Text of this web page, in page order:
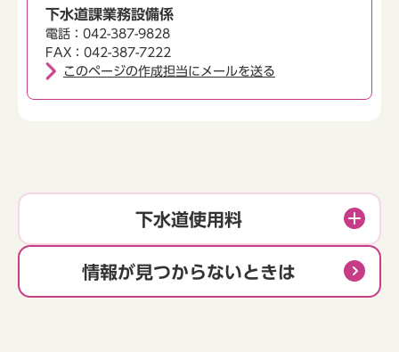
下水道課業務設備係
電話：042-387-9828
FAX：042-387-7222
このページの作成担当にメールを送る
下水道使用料
情報が見つからないときは